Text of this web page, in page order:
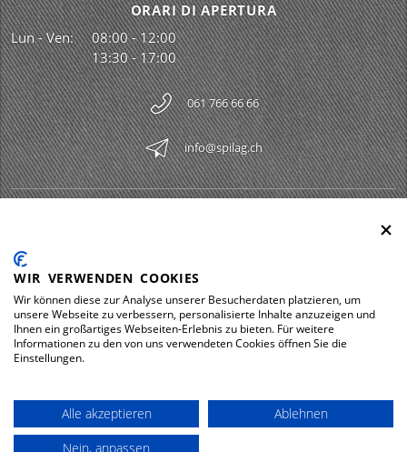
ORARI DI APERTURA
Lun - Ven:
08:00 - 12:00
13:30 - 17:00
061 766 66 66
info@spilag.ch
LEGAL
DOWNLOADS
© 2026 Spilag AG
WIR VERWENDEN COOKIES
Wir können diese zur Analyse unserer Besucherdaten platzieren, um
unsere Webseite zu verbessern, personalisierte Inhalte anzuzeigen und
Ihnen ein großartiges Webseiten-Erlebnis zu bieten. Für weitere
Informationen zu den von uns verwendeten Cookies öffnen Sie die
Einstellungen.
Alle akzeptieren
Ablehnen
Nein, anpassen